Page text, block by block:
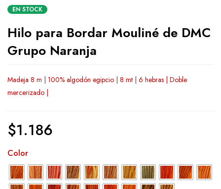
EN STOCK
Hilo para Bordar Mouliné de DMC
Grupo Naranja
Madeja 8 m | 100% algodón egipcio | 8 mt | 6 hebras | Doble
mercerizado |
$1.186
Color